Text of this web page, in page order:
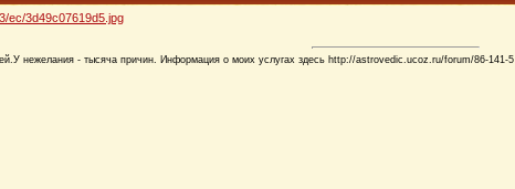
ec/3d49c07619d5.jpg
нежелания - тысяча причин. Информация о моих услугах здесь http://astrovedic.ucoz.ru/forum/86-141-5